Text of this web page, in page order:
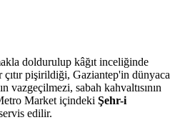
doldurulup kâğıt inceliğinde
çıtır pişirildiği, Gaziantep'in dünyaca
vazgeçilmezi, sabah kahvaltısının
Market içindeki Şehr-i
edilir.